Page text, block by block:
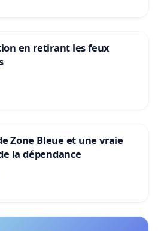
en retirant les feux
Zone Bleue et une vraie
la dépendance